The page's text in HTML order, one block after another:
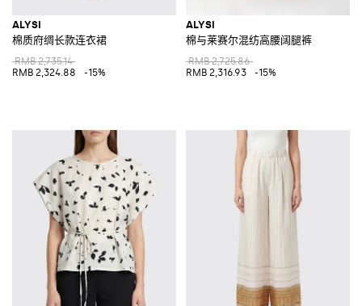
ALYSI
棉质府绸长款连衣裙
RMB 2,735.14
RMB 2,324.88
-15%
ALYSI
棉与莱赛尔混纺高腰阔腿裤
RMB 2,725.86
RMB 2,316.93
-15%